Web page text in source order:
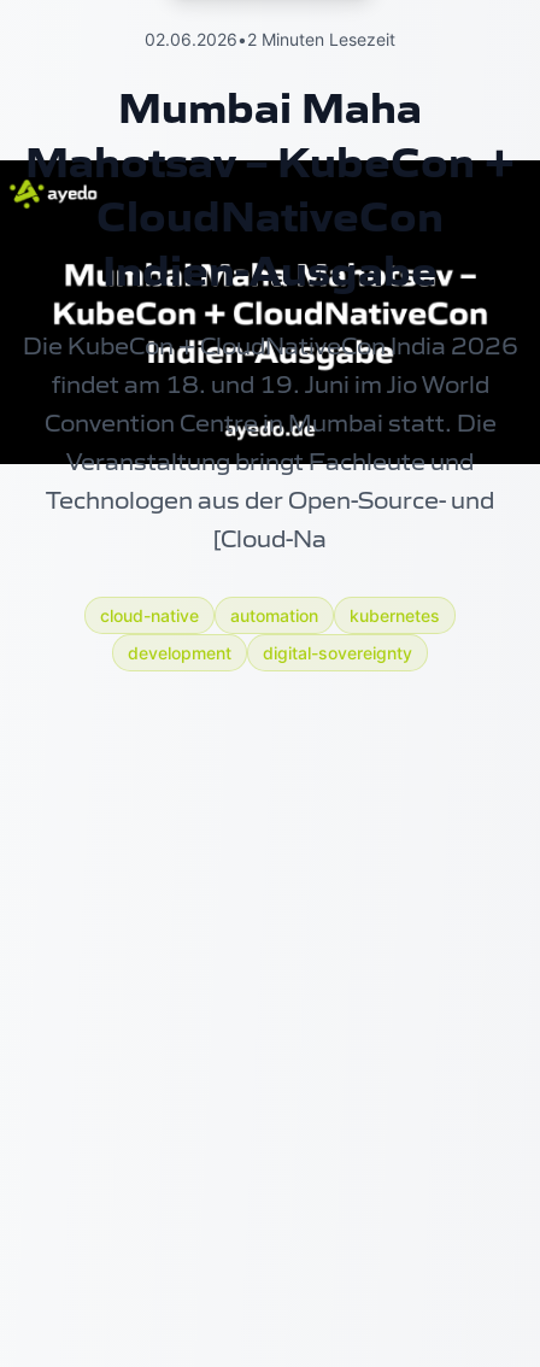
02.06.2026•2 Minuten Lesezeit
Mumbai Maha
Mahotsav – KubeCon +
CloudNativeCon
Indien-Ausgabe
Die KubeCon + CloudNativeCon India 2026
findet am 18. und 19. Juni im Jio World
Convention Centre in Mumbai statt. Die
Veranstaltung bringt Fachleute und
Technologen aus der Open-Source- und
[Cloud-Na
cloud-native automation
kubernetes
development
digital-sovereignty